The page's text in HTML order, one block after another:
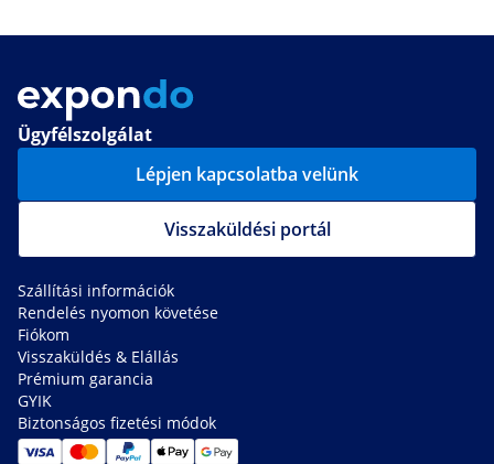
Ügyfélszolgálat
Lépjen kapcsolatba velünk
Visszaküldési portál
Szállítási információk
Rendelés nyomon követése
Fiókom
Visszaküldés & Elállás
Prémium garancia
GYIK
Biztonságos fizetési módok